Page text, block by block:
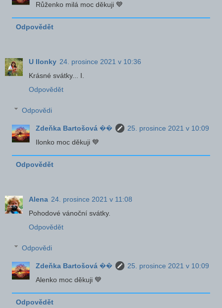
Růženko milá moc děkuji 💙
Odpovědět
U Ilonky 24. prosince 2021 v 10:36
Krásné svátky... I.
Odpovědět
Odpovědi
Zdeňka Bartošová ��
25. prosince 2021 v 10:09
Ilonko moc děkuji 💙
Odpovědět
Alena 24. prosince 2021 v 11:08
Pohodové vánoční svátky.
Odpovědět
Odpovědi
Zdeňka Bartošová ��
25. prosince 2021 v 10:09
Alenko moc děkuji 💙
Odpovědět